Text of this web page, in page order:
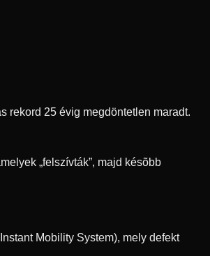
rekord 25 évig megdöntetlen maradt.
„felszívták”, majd késõbb
Mobility System), mely defekt